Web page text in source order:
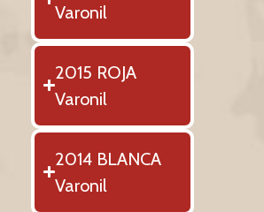
Varonil
2015 ROJA
Varonil
2014 BLANCA
Varonil